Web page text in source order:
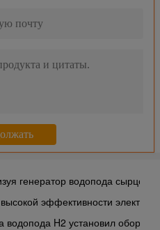
100нм3/х особой чистоты
генератор водопода
эффективности
H2 установил